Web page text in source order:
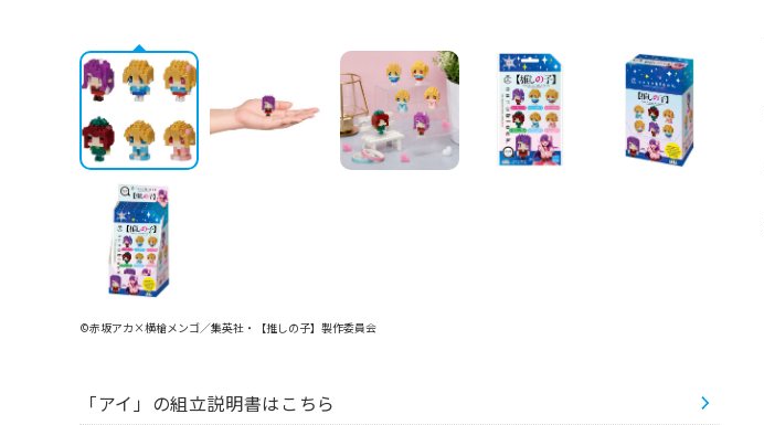
©赤坂アカ×横槍メンゴ／集英社・【推しの子】製作委員会
「アイ」の組立説明書はこちら